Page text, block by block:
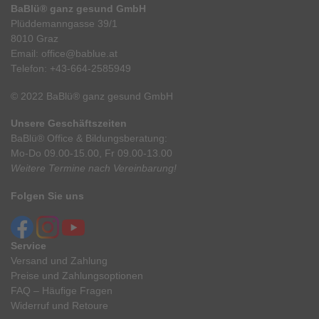
BaBlü® ganz gesund GmbH
Plüddemanngasse 39/1
8010 Graz
Email: office@bablue.at
Telefon: +43-664-2585949
© 2022 BaBlü® ganz gesund GmbH
Unsere Geschäftszeiten
BaBlü® Office & Bildungsberatung:
Mo-Do 09.00-15.00, Fr 09.00-13.00
Weitere Termine nach Vereinbarung!
Folgen Sie uns
Service
Versand und Zahlung
Preise und Zahlungsoptionen
FAQ – Häufige Fragen
Widerruf und Retoure